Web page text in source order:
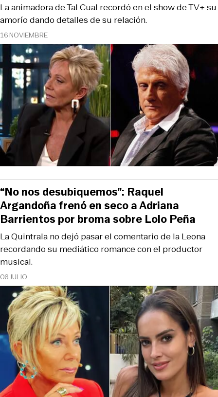
16 NOVIEMBRE
La animadora de Tal Cual recordó en el show de TV+ su
amorío dando detalles de su relación.
06 JULIO
La Quintrala no dejó pasar el comentario de la Leona
recordando su mediático romance con el productor
musical.
“No nos desubiquemos”: Raquel
Argandoña frenó en seco a Adriana
Barrientos por broma sobre Lolo Peña